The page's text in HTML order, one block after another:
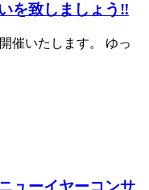
を致しましょう‼
催いたします。 ゆっ
ューイヤーコンサ